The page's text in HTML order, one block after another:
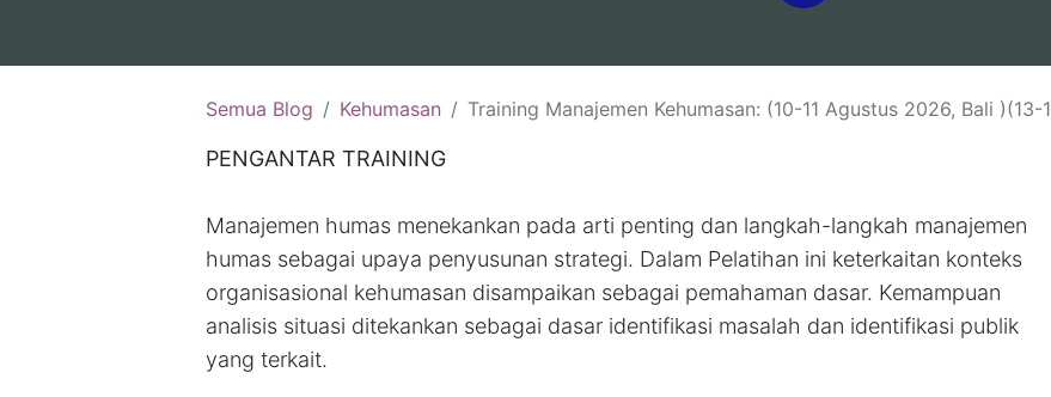
Semua Blog Kehumasan Training Manajemen Kehumasan: (10-11 Agustus 2026, Bali )(13-14 Agustus 2026, Yogyakarta )(18-19 Agustus 2026, Jakarta)( 26-27 Agustus 2026 Malang)(1-2 September 2026, Bandung)
PENGANTAR TRAINING
Manajemen humas menekankan pada arti penting dan langkah-langkah manajemen
humas sebagai upaya penyusunan strategi. Dalam Pelatihan ini keterkaitan konteks
organisasional kehumasan disampaikan sebagai pemahaman dasar. Kemampuan
analisis situasi ditekankan sebagai dasar identifikasi masalah dan identifikasi publik
yang terkait.